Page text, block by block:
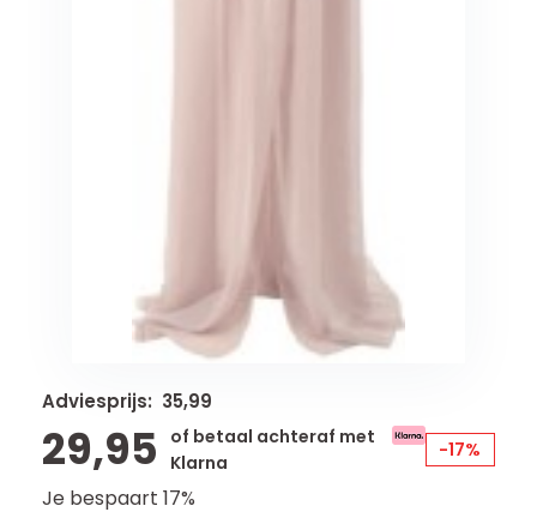
Schommelstoelen en wipstoeltjes
Adviesprijs: 35,99
29,95
of betaal achteraf met
Klarna
-17%
Je bespaart 17%